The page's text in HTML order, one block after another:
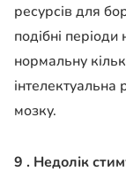
ресурсів для
подібні
нормальну
мозку.
9 . Недолік